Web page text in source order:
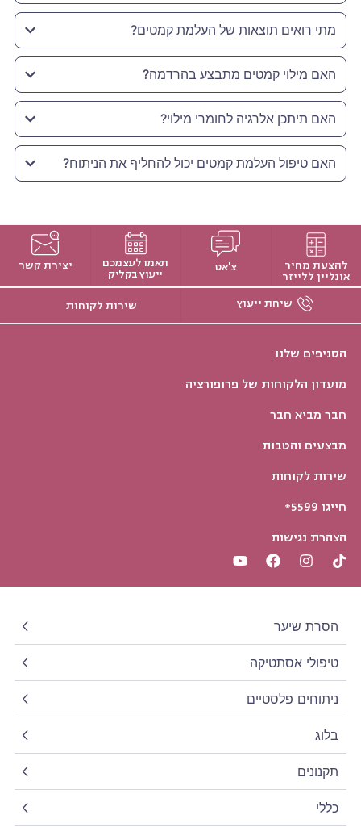
מתי רואים תוצאות של העלמת קמטים?
האם מילוי קמטים מתבצע בהרדמה?
האם תיתכן אלרגיה לחומרי מילוי?
האם טיפול העלמת קמטים יכול להחליף את הניתוח?
להצעת מחיר
אונליין ללייזר
צ'אט תאמו לעצמכם
ייעוץ בקליק
יצירת קשר
שיחת ייעוץ שירות לקוחות
הסניפים שלנו
מועדון הלקוחות של פרופורציה
חבר מביא חבר
מבצעים והטבות
שירות לקוחות
חייגו 5599*
הצהרת נגישות
הסרת שיער
טיפולי אסתטיקה
ניתוחים פלסטיים
בלוג
תקנונים
כללי